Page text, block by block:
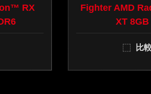
RX
Fighter AMD
XT 8GB
比